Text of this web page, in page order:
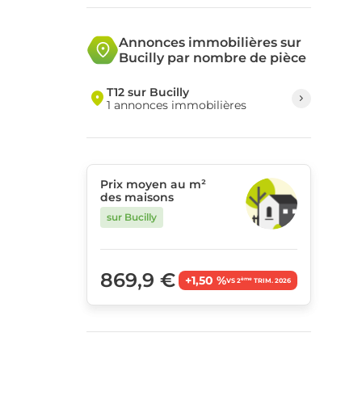
Annonces immobilières sur
Bucilly par nombre de pièce
T12 sur Bucilly
1 annonces immobilières
Prix moyen au m²
des maisons
sur Bucilly
869,9 € +1,50 %VS 2èmeTRIM. 2026